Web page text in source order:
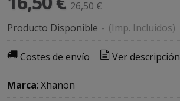
26,50 €
Producto Disponible - (Imp. Incluidos)
Costes de envío Ver descripción
Marca: Xhanon